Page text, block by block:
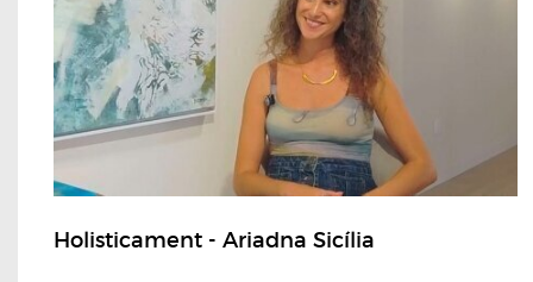
Holisticament - Ariadna Sicília